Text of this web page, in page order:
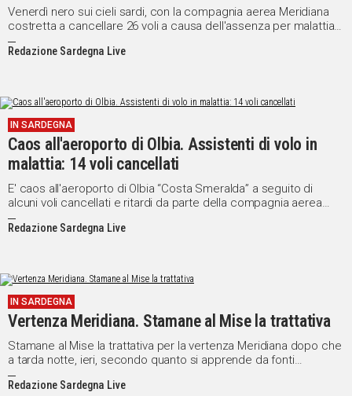
Vai
WHATSAPP
Social
Venerdì nero sui cieli sardi, con la compagnia aerea Meridiana
costretta a cancellare 26 voli a causa dell'assenza per malattia
di numerosi piloti e assistenti di volo, colpo di coda della lunga
vertenza sugli esuberi.
Redazione Sardegna Live
IN SARDEGNA
Caos all'aeroporto di Olbia. Assistenti di volo in
malattia: 14 voli cancellati
E' caos all'aeroporto di Olbia “Costa Smeralda” a seguito di
alcuni voli cancellati e ritardi da parte della compagnia aerea
Meridiana.
Redazione Sardegna Live
IN SARDEGNA
Vertenza Meridiana. Stamane al Mise la trattativa
Stamane al Mise la trattativa per la vertenza Meridiana dopo che
a tarda notte, ieri, secondo quanto si apprende da fonti
sindacali, è stato trovato un accordo per la parte contrattuale
mentre è rimasta "inesplorata" la questione degli esuberi.
Redazione Sardegna Live